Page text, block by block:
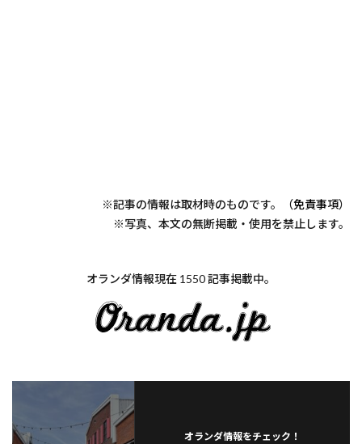
※記事の情報は取材時のものです。（免責事項）
※写真、本文の無断掲載・使用を禁止します。
オランダ情報現在 1550 記事掲載中。
オランダ情報をチェック！